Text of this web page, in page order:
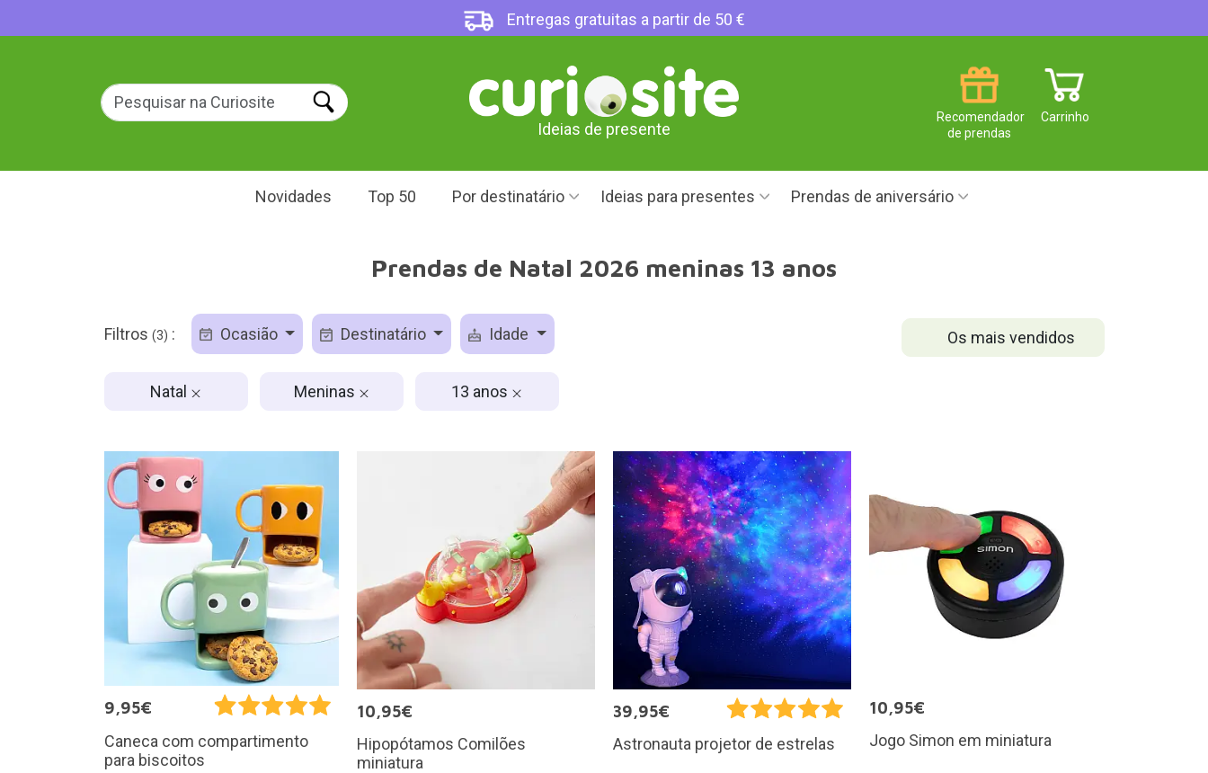
Entregas gratuitas a partir de 50 €
Ideias de presente
Carrinho
Recomendador
de prendas
Novidades Top 50 Por destinatário Ideias para presentes Prendas de aniversário
Prendas de Natal 2026 meninas 13 anos
Os mais vendidos
Filtros (3) : Ocasião Destinatário Idade
Natal Meninas 13 anos
9,95€
Caneca com compartimento
para biscoitos
10,95€
Hipopótamos Comilões
miniatura
39,95€
Astronauta projetor de estrelas
10,95€
Jogo Simon em miniatura